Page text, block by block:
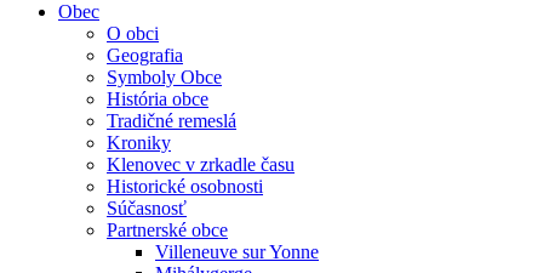
Obec
O obci
Geografia
Symboly Obce
História obce
Tradičné remeslá
Kroniky
Klenovec v zrkadle času
Historické osobnosti
Súčasnosť
Partnerské obce
Villeneuve sur Yonne